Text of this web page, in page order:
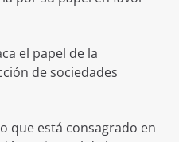
el papel de la
de sociedades
que está consagrado en